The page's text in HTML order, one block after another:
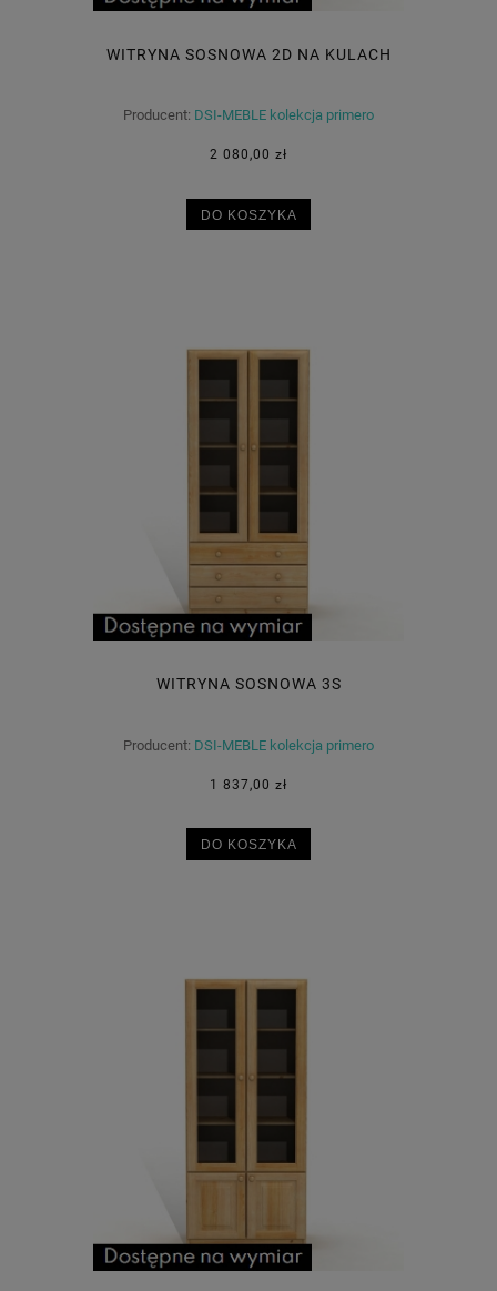
WITRYNA SOSNOWA 2D NA KULACH
Producent: DSI-MEBLE kolekcja primero
2 080,00 zł
DO KOSZYKA
WITRYNA SOSNOWA 3S
Producent: DSI-MEBLE kolekcja primero
1 837,00 zł
DO KOSZYKA